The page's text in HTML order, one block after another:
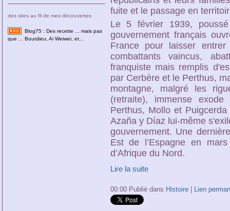
des sites au fil de mes découvertes
Blog75 : Des recette ... mais pas
que ... Bourdieu, Ai Weiwei, et...
fuite et le passage en
Le 5 février 1939,
gouvernement français
France pour laisser
combattants vaincus,
franquiste mais remplis
par Cerbère et le Perthus,
montagne, malgré les
(retraite), immense
Perthus, Mollo et
Azaña y Díaz lui-même
gouvernement. Une
Est de l’Espagne en
d’Afrique du Nord.
Lire la suite
00:00 Publié dans Histoire| Lien